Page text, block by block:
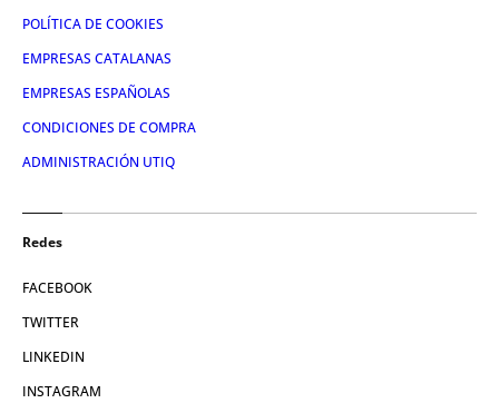
POLÍTICA DE COOKIES
EMPRESAS CATALANAS
EMPRESAS ESPAÑOLAS
CONDICIONES DE COMPRA
ADMINISTRACIÓN UTIQ
Redes
FACEBOOK
TWITTER
LINKEDIN
INSTAGRAM